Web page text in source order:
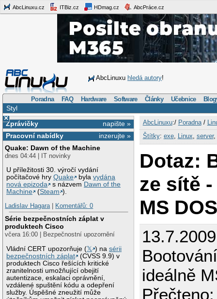
AbcLinuxu.cz ITBiz.cz HDmag.cz AbcPráce.cz
AbcLinuxu hledá autory!
Poradna FAQ Hardware Software Články Učebnice
Styl
×
napište »
Zprávičky
inzerujte »
Pracovní nabídky
Quake: Dawn of the Machine
dnes 04:44 | IT novinky
U příležitosti 30. výročí vydání
počítačové hryQuake bylavydána
nová epizoda
s názvem Dawn of the
Machine
(Steam ).
Ladislav Hagara| Komentářů: 0
Série bezpečnostních záplat v
produktech Cisco
včera 16:00 | Bezpečnostní upozornění
Vládní CERT upozorňuje (𝕏 ) nasérii
bezpečnostních záplat
(CVSS 9.9) v
produktech Cisco řešících kritické
zranitelnosti umožňující obejití
autentizace, eskalaci oprávnění,
vzdálené spuštění kódu a odepření
služby. Úspěšné zneužití může
AbcLinuxu:/ Poradna/
Štítky: exe, Linux server,
Dotaz:
ze sítě
MS
ideálně